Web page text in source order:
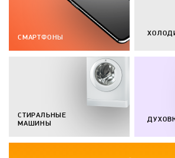
СМАРТФОНЫ
СТИРАЛЬНЫЕ
МАШИНЫ